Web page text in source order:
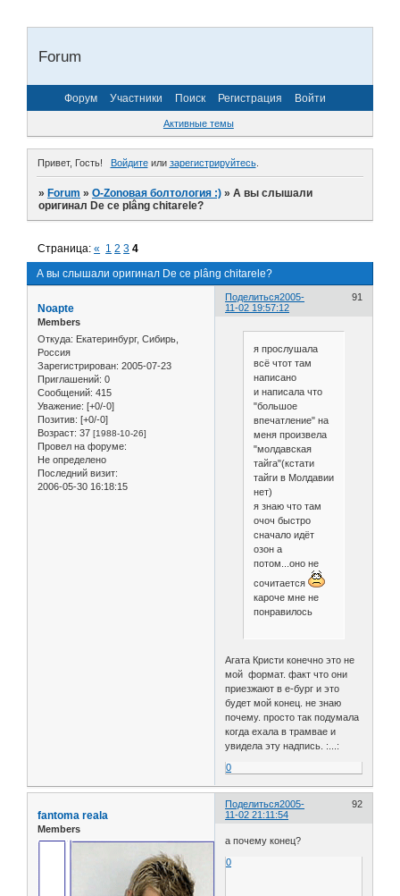
Forum
Форум Участники Поиск Регистрация Войти
Активные темы
Привет, Гость! Войдитеили зарегистрируйтесь.
»Forum »O-Zonoвая болтология :) »А вы слышали
оригинал De ce plâng chitarele?
А вы слышали оригинал De ce plâng chitarele?
Страница:« 1 2 3 4
Поделиться 91
2005-
11-02 19:57:12
Noapte
Members
Откуда: Екатеринбург, Сибирь,
Россия
Зарегистрирован: 2005-07-23
Приглашений: 0
Сообщений: 415
Уважение: [+0/-0]
Позитив: [+0/-0]
Возраст: 37 [1988-10-26]
Провел на форуме:
Не определено
Последний визит:
2006-05-30 16:18:15
я прослушала
всё чтот там
написано
и написала что
"большое
впечатление" на
меня произвела
"молдавская
тайга"(кстати
тайги в Молдавии
нет)
я знаю что там
очоч быстро
сначало идёт
озон а
потом...оно не
сочитается
кароче мне не
понравилось
Агата Кристи конечно это не
мой формат. факт что они
приезжают в е-бург и это
будет мой конец. не знаю
почему. просто так подумала
когда ехала в трамвае и
увидела эту надпись. :...:
0
Поделиться 92
2005-
11-02 21:11:54
fantoma reala
Members
а почему конец?
0